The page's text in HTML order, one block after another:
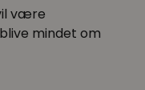
være
mindet om